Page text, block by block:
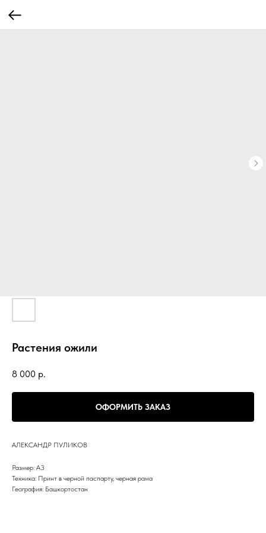
Растения ожили
8 000 р.
ОФОРМИТЬ ЗАКАЗ
АЛЕКСАНДР ПУЛИКОВ
Размер: А3
Техника: Принт в черной паспарту, черная рама
География: Башкортостан